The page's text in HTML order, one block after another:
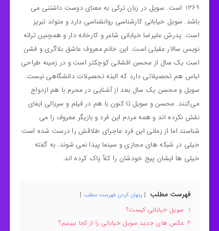
1369 است. سویل در زبان ترکی به معنای دوست داشتنی می
باشد. سویل خیابانی کارشناسی روانشناسی دارد و متولد تبریز
است. پدرش علیرضا خیابانی شاعر و کارخانه دار و همچنین ترانه
نویس سالار عقیلی است. این خانم معروف عاشق بلاگری و فشن
است یک ‌سال از محسن افشانی کوچکتر است و در زمینه طراحی
لباس هم تحصیلاتی دارد که البته تحصیلات دانشگاهی نیست.
سویل و محسن یک ‌سال بعد از آشنایی در محرم با هم ازدواج
می‌کنند. محسن و سویل تا کنون با هم در فیلم و سریالی ایفای
نقش نکرده اند و همه مردم این فرد و بازیگر معروف را می
شناسند اما از زمانی این فرد ماجرای طلاقش را درست شده است
خیلی در شبکه های مجازی و سینما پیدا نمی شوند. به گفته
خیلی ها ایشان پیج خودشان را کلاً پاک کرده اند.
فهرست مطلب پنهان کردن فهرست مطلب
1 سویل خیابانی کیست؟
2 عکس های جدید سویل خیابانی را از کجا ببینیم؟